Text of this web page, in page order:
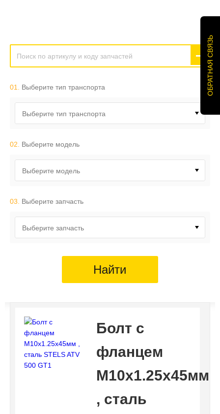
01. Выберите тип транспорта
Выберите тип транспорта
02. Выберите модель
Выберите модель
03. Выберите запчасть
Выберите запчасть
Найти
Болт с
фланцем
M10х1.25х45мм
, сталь
ОБРАТНАЯ СВЯЗЬ